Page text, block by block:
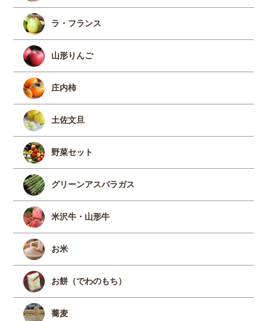
ラ・フランス
山形りんご
庄内柿
土佐文旦
野菜セット
グリーンアスパラガス
米沢牛・山形牛
お米
お餅（でわのもち）
蕎麦